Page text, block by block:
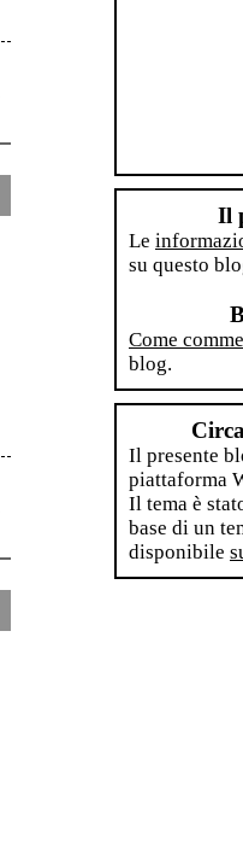
Il
Le
su questo
Come
blog.
Il presente
piattaforma
Il tema è
base di un
disponibile